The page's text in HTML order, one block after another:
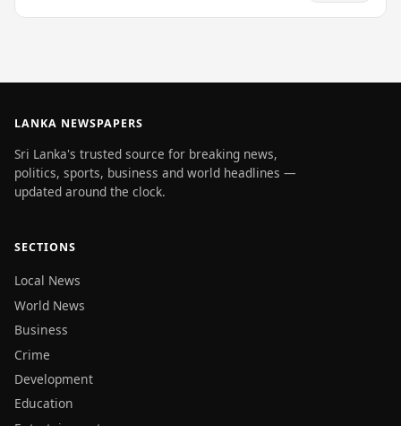
LANKA NEWSPAPERS
Sri Lanka's trusted source for breaking news,
politics, sports, business and world headlines —
updated around the clock.
SECTIONS
Local News
World News
Business
Crime
Development
Education